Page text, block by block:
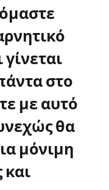
στο
με αυτό
θα
μόνιμη
και